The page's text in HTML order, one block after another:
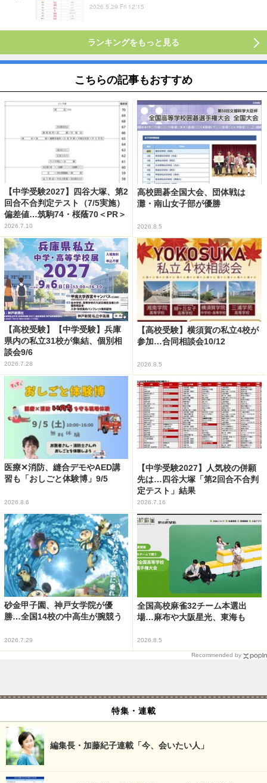
2026.5.29 Fri 12:15
ランキングをもっと見る
こちらの記事もおすすめ
【中学受験2027】四谷大塚、第2
回合不合判定テスト（7/5実施）
偏差値…筑駒74・桜蔭70＜PR＞
2026.7.10
高校囲碁全国大会、団体戦は
灘・南山女子部が優勝
2026.8.5
【高校受験】【中学受験】兵庫
県内の私立31校が集結、個別相
談会9/6
2026.7.28
【高校受験】横須賀の私立4校が
参加…合同相談会10/12
2026.8.5
医療✕消防、縫合デモやAED講
習も「おしごと体験博」9/5
2026.8.6
【中学受験2027】人気校の併願
先は…四谷大塚「第2回合不合判
定テスト」結果
2026.7.16
砂金甲子園、神戸女学院が優
勝…全国14校の中高生が腕競う
2026.7.29
全国高校麻雀32チーム本選出
場…麻布や大阪星光、東海も
2026.8.5
Recommended by
特集・連載
編集長・加藤紀子連載「今、会いたい人」